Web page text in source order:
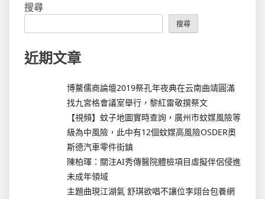
搜尋
搜尋
近期文章
博鰲儒商論壇2019祭孔年夜典在云南曲靖圓滿
找九宮格會議室舉行，黎紅雷敬撰祭文
【視頻】蚊子地圖實時查詢，廣州市蚊媒風險等
級為中風險，此中有12個蚊媒高風險OSDER奧
斯德汽車零件街鎮
陳柏琿：關注AI秀傳醫院體檢項目虛擬伴侶侵進
未成年領域
主題曲現江湖氣 舒琪欲唱不讓位李翊台包養網